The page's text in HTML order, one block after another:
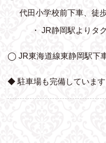
代田小学校前下車、 徒
・ JR静岡駅よりタ
◯ JR東海道線東静岡駅下
◆ 駐車場も完備しています